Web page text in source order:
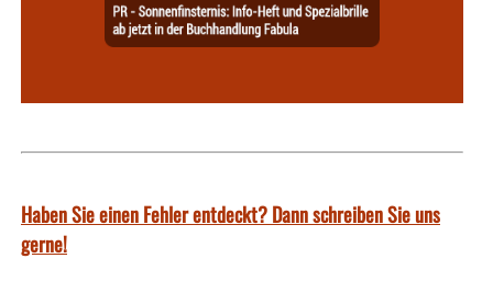
Haben Sie einen Fehler entdeckt? Dann schreiben Sie uns
gerne!